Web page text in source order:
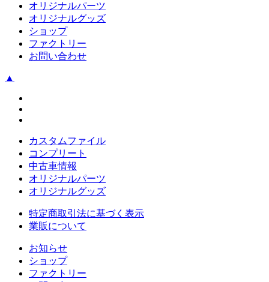
オリジナルパーツ
オリジナルグッズ
ショップ
ファクトリー
お問い合わせ
▲
カスタムファイル
コンプリート
中古車情報
オリジナルパーツ
オリジナルグッズ
特定商取引法に基づく表示
業販について
お知らせ
ショップ
ファクトリー